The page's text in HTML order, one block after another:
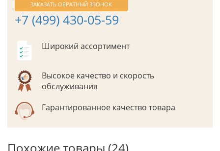
ЗАКАЗАТЬ ОБРАТНЫЙ ЗВОНОК
+7 (499) 430-05-59
Широкий ассортимент
Высокое качество и скорость
обслуживания
Гарантированное качество товара